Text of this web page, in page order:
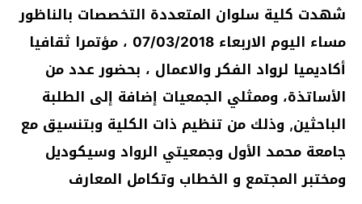
شهدت كلية سلوان المتعددة التخصصات بالناظور
مساء اليوم الاربعاء 07/03/2018 ، مؤتمرا ثقافيا
أكاديميا لرواد الفكر والاعمال ، بحضور عدد من
الأساتذة، وممثلي الجمعيات إضافة إلى الطلبة
الباحثين, وذلك من تنظيم ذات الكلية وبتنسيق مع
جامعة محمد الأول وجمعيتي الرواد وسيكوديل
ومختبر المجتمع و الخطاب وتكامل المعارف